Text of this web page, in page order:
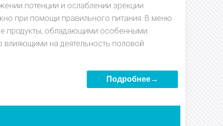
потенции и ослаблении эрекции
при помощи правильного питания. В меню
продукты, обладающими особенными
влияющими на деятельность половой
Подробнее→